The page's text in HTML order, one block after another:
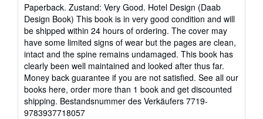
von
5
Sternen
Paperback. Zustand: Very Good. Hotel Design (Daab
Design Book) This book is in very good condition and will
be shipped within 24 hours of ordering. The cover may
have some limited signs of wear but the pages are clean,
intact and the spine remains undamaged. This book has
clearly been well maintained and looked after thus far.
Money back guarantee if you are not satisfied. See all our
books here, order more than 1 book and get discounted
shipping. Bestandsnummer des Verkäufers 7719-
9783937718057